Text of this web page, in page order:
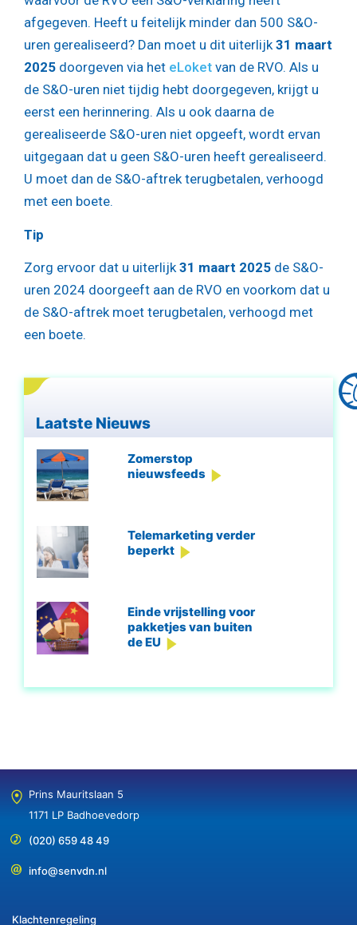
afgegeven. Heeft u feitelijk minder dan 500 S&O-
uren gerealiseerd? Dan moet u dit uiterlijk31 maart
2025 doorgeven via het eLoket van de RVO. Als u
de S&O-uren niet tijdig hebt doorgegeven, krijgt u
eerst een herinnering. Als u ook daarna de
gerealiseerde S&O-uren niet opgeeft, wordt ervan
uitgegaan dat u geen S&O-uren heeft gerealiseerd.
U moet dan de S&O-aftrek terugbetalen, verhoogd
met een boete.
Tip
Zorg ervoor dat u uiterlijk31 maart 2025 de S&O-
uren 2024 doorgeeft aan de RVO en voorkom dat u
de S&O-aftrek moet terugbetalen, verhoogd met
een boete.
Laatste Nieuws
Zomerstop
nieuwsfeeds
Telemarketing verder
beperkt
Einde vrijstelling voor
pakketjes van buiten
de EU
Prins Mauritslaan 5
1171 LP Badhoevedorp
(020) 659 48 49
info@senvdn.nl
Klachtenregeling